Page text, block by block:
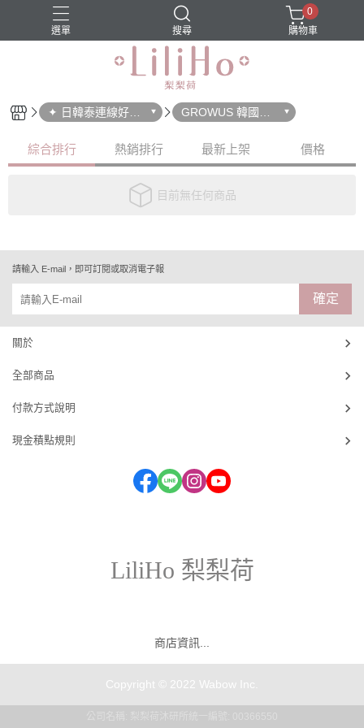
選單 搜尋
0
購物車
✦ 日韓泰連線好物
✦
GROWUS 韓國髮
廊專用
綜合排行 熱銷排行 最新上架 價格
目前無任何商品
LiliHo 梨梨荷
商店資訊...
請輸入 E-mail，即可訂閱或取消電子報
確定
關於
全部商品
付款方式說明
現金積點規則
Copyright © 2022 Wabow Inc.